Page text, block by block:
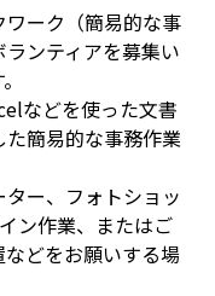
ーク（簡易的な事
ンティアを募集い
などを使った文書
簡易的な事務作業
ー、フォトショッ
ン作業、またはご
どをお願いする場